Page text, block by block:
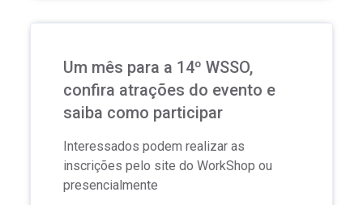
Um mês para a 14º WSSO,
confira atrações do evento e
saiba como participar
Interessados podem realizar as
inscrições pelo site do WorkShop ou
presencialmente